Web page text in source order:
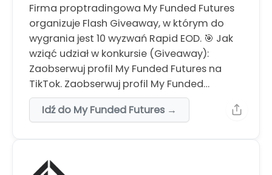
Firma proptradingowa My Funded Futures
organizuje Flash Giveaway, w którym do
wygrania jest 10 wyzwań Rapid EOD. 🎯 Jak
wziąć udział w konkursie (Giveaway):
Zaobserwuj profil My Funded Futures na
TikTok. Zaobserwuj profil My Funded…
Idź do My Funded Futures →